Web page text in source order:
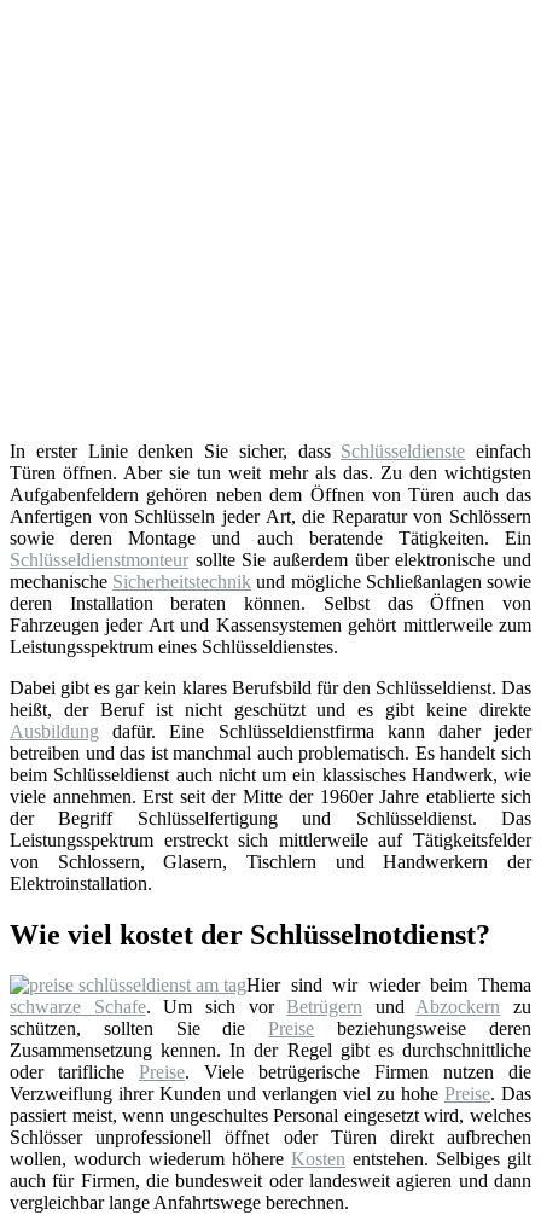
In erster Linie denken Sie sicher, dass Schlüsseldienste einfach
Türen öffnen. Aber sie tun weit mehr als das. Zu den wichtigsten
Aufgabenfeldern gehören neben dem Öffnen von Türen auch das
Anfertigen von Schlüsseln jeder Art, die Reparatur von Schlössern
sowie deren Montage und auch beratende Tätigkeiten. Ein
Schlüsseldienstmonteur sollte Sie außerdem über elektronische und
mechanische Sicherheitstechnik und mögliche Schließanlagen sowie
deren Installation beraten können. Selbst das Öffnen von
Fahrzeugen jeder Art und Kassensystemen gehört mittlerweile zum
Leistungsspektrum eines Schlüsseldienstes.
Dabei gibt es gar kein klares Berufsbild für den Schlüsseldienst. Das
heißt, der Beruf ist nicht geschützt und es gibt keine direkte
Ausbildung dafür. Eine Schlüsseldienstfirma kann daher jeder
betreiben und das ist manchmal auch problematisch. Es handelt sich
beim Schlüsseldienst auch nicht um ein klassisches Handwerk, wie
viele annehmen. Erst seit der Mitte der 1960er Jahre etablierte sich
der Begriff Schlüsselfertigung und Schlüsseldienst. Das
Leistungsspektrum erstreckt sich mittlerweile auf Tätigkeitsfelder
von Schlossern, Glasern, Tischlern und Handwerkern der
Elektroinstallation.
Wie viel kostet der Schlüsselnotdienst?
Hier sind wir wieder beim Thema
schwarze Schafe. Um sich vorBetrügern undAbzockern zu
schützen, sollten Sie diePreise beziehungsweise deren
Zusammensetzung kennen. In der Regel gibt es durchschnittliche
oder tarifliche Preise. Viele betrügerische Firmen nutzen die
Verzweiflung ihrer Kunden und verlangen viel zu hohe Preise. Das
passiert meist, wenn ungeschultes Personal eingesetzt wird, welches
Schlösser unprofessionell öffnet oder Türen direkt aufbrechen
wollen, wodurch wiederum höhere Kosten entstehen. Selbiges gilt
auch für Firmen, die bundesweit oder landesweit agieren und dann
vergleichbar lange Anfahrtswege berechnen.